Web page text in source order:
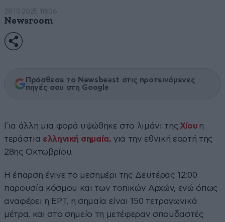
28·10·2025 18:06
Newsroom
Πρόσθεσε το Newsbeast στις προτεινόμενες
πηγές σου στη Google
Για άλλη μια φορά υψώθηκε στο λιμάνι της Χίου η
τεράστια ελληνική σημαία, για την εθνική εορτή της
28ης Οκτωβρίου.
Η έπαρση έγινε το μεσημέρι της Δευτέρας 12:00
παρουσία κόσμου και των τοπικών Αρχών, ενώ όπως
αναφέρει η ΕΡΤ, η σημαία είναι 150 τετραγωνικά
μέτρα, και στο σημείο τη μετέφεραν σπουδαστές